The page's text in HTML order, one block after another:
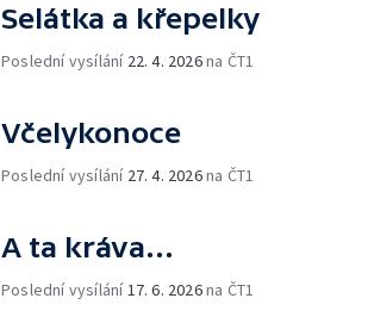
Selátka a křepelky
Poslední vysílání 22. 4. 2026na ČT1
Včelykonoce
Poslední vysílání 27. 4. 2026na ČT1
A ta kráva...
Poslední vysílání 17. 6. 2026na ČT1